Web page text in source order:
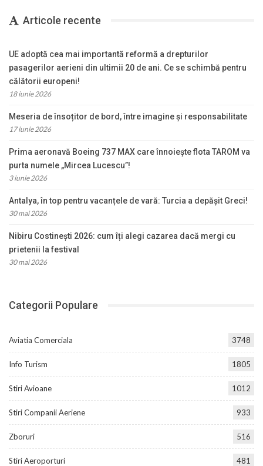
Articole recente
UE adoptă cea mai importantă reformă a drepturilor
pasagerilor aerieni din ultimii 20 de ani. Ce se schimbă pentru
călătorii europeni!
18 iunie 2026
Meseria de însoțitor de bord, între imagine și responsabilitate
17 iunie 2026
Prima aeronavă Boeing 737 MAX care înnoiește flota TAROM va
purta numele „Mircea Lucescu”!
3 iunie 2026
Antalya, în top pentru vacanțele de vară: Turcia a depășit Greci!
30 mai 2026
Nibiru Costinești 2026: cum îți alegi cazarea dacă mergi cu
prietenii la festival
30 mai 2026
Categorii Populare
Aviatia Comerciala 3748
Info Turism 1805
Stiri Avioane 1012
Stiri Companii Aeriene 933
Zboruri 516
Stiri Aeroporturi 481